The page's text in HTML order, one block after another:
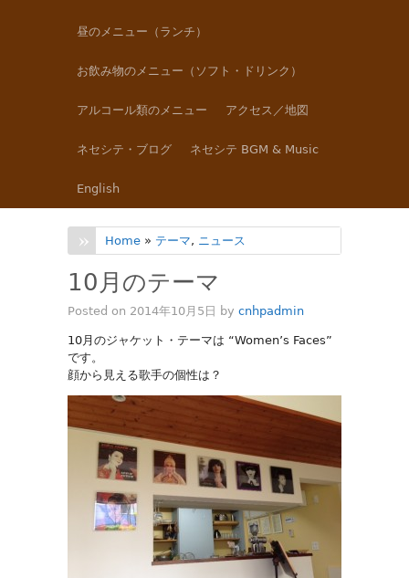
昼のメニュー（ランチ）
お飲み物のメニュー（ソフト・ドリンク）
アルコール類のメニュー アクセス／地図
ネセシテ・ブログ ネセシテ BGM & Music
English
Home » テーマ, ニュース
10月のテーマ
Posted on 2014年10月5日 by cnhpadmin
10月のジャケット・テーマは “Women’s Faces”
です。
顔から見える歌手の個性は？